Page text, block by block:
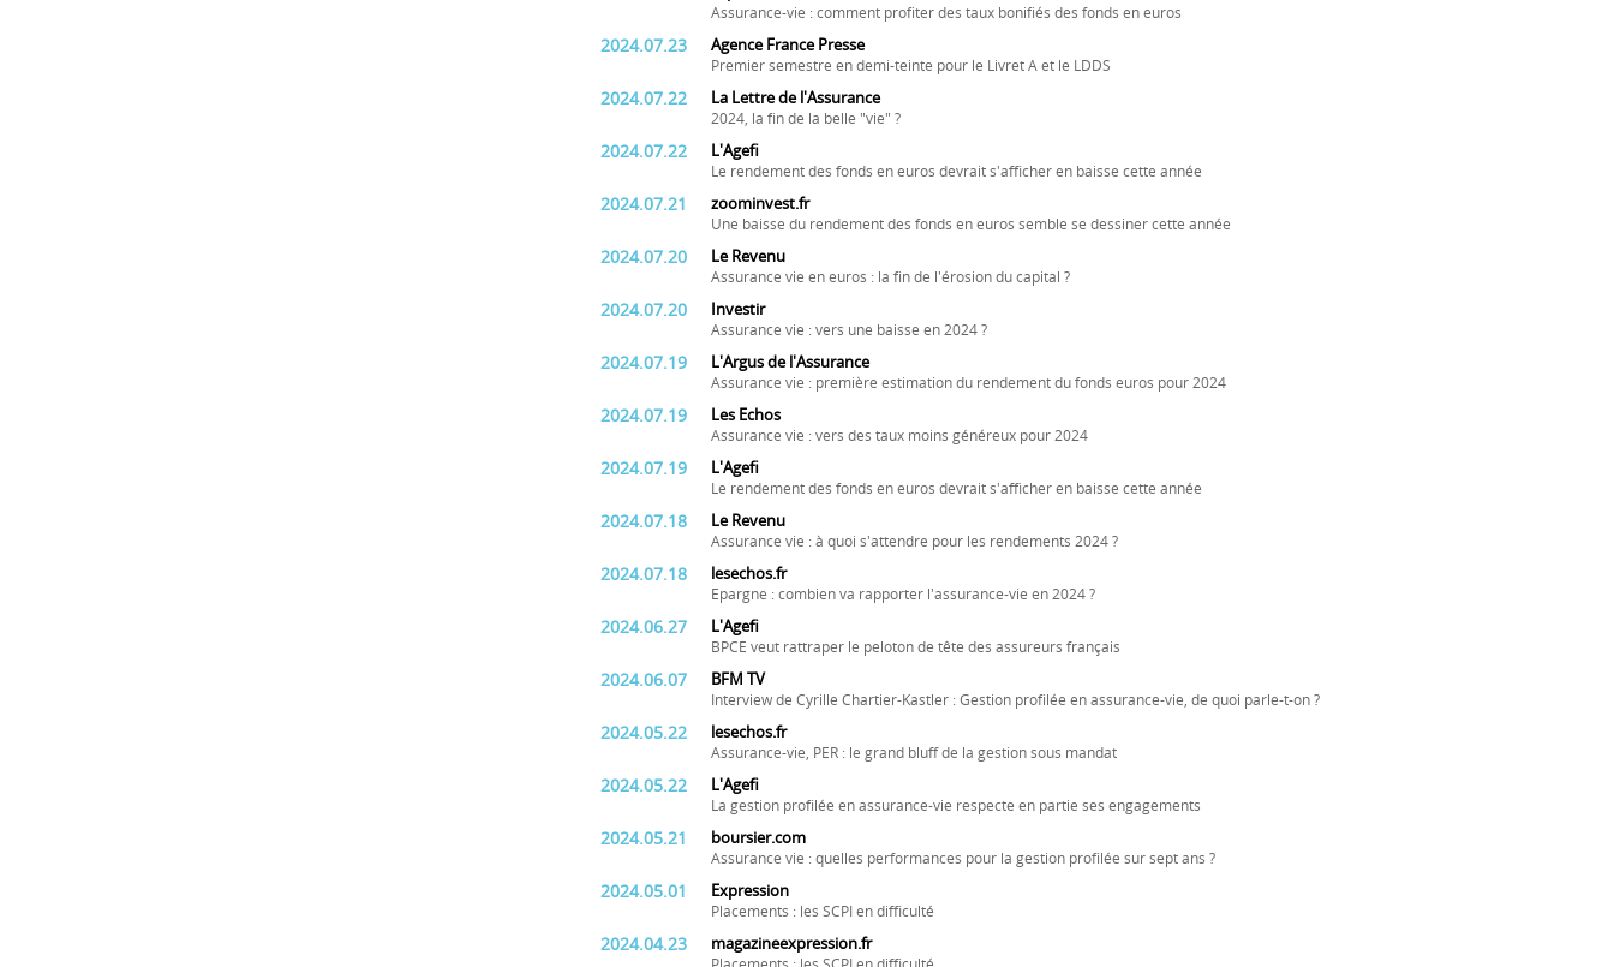
Assurance-vie : comment profiter des taux bonifiés des fonds en euros
2024.07.23 Agence France Presse
Premier semestre en demi-teinte pour le Livret A et le LDDS
2024.07.22 La Lettre de l'Assurance
2024, la fin de la belle "vie" ?
2024.07.22 L'Agefi
Le rendement des fonds en euros devrait s'afficher en baisse cette année
2024.07.21 zoominvest.fr
Une baisse du rendement des fonds en euros semble se dessiner cette année
2024.07.20 Le Revenu
Assurance vie en euros : la fin de l'érosion du capital ?
2024.07.20 Investir
Assurance vie : vers une baisse en 2024 ?
2024.07.19 L'Argus de l'Assurance
Assurance vie : première estimation du rendement du fonds euros pour 2024
2024.07.19 Les Echos
Assurance vie : vers des taux moins généreux pour 2024
2024.07.19 L'Agefi
Le rendement des fonds en euros devrait s'afficher en baisse cette année
2024.07.18 Le Revenu
Assurance vie : à quoi s'attendre pour les rendements 2024 ?
2024.07.18 lesechos.fr
Epargne : combien va rapporter l'assurance-vie en 2024 ?
2024.06.27 L'Agefi
BPCE veut rattraper le peloton de tête des assureurs français
2024.06.07 BFM TV
Interview de Cyrille Chartier-Kastler : Gestion profilée en assurance-vie, de quoi parle-t-on ?
2024.05.22 lesechos.fr
Assurance-vie, PER : le grand bluff de la gestion sous mandat
2024.05.22 L'Agefi
La gestion profilée en assurance-vie respecte en partie ses engagements
2024.05.21 boursier.com
Assurance vie : quelles performances pour la gestion profilée sur sept ans ?
2024.05.01 Expression
Placements : les SCPI en difficulté
2024.04.23 magazineexpression.fr